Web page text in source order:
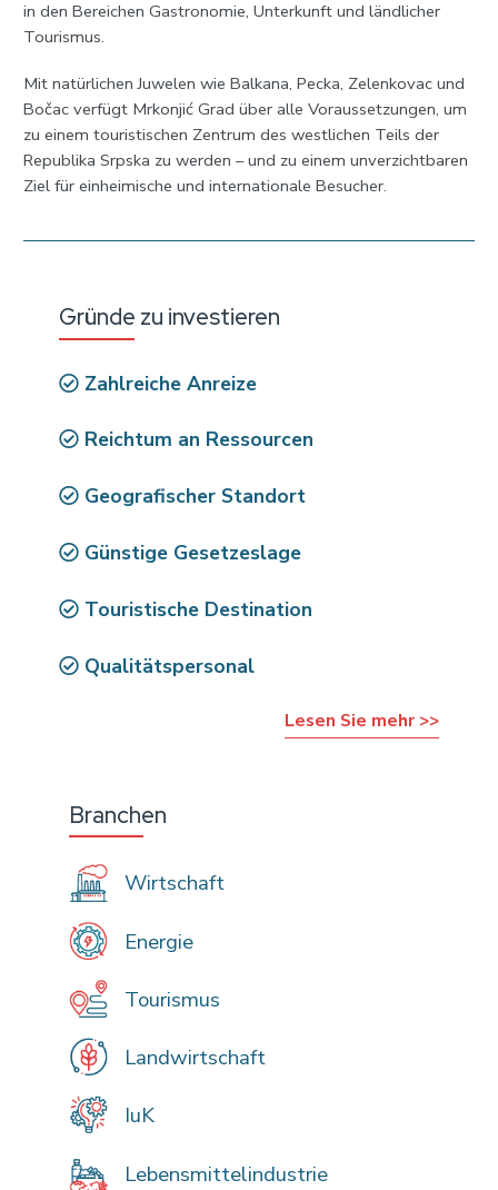
in den Bereichen Gastronomie, Unterkunft und ländlicher
Tourismus.
Mit natürlichen Juwelen wie Balkana, Pecka, Zelenkovac und
Bočac verfügt Mrkonjić Grad über alle Voraussetzungen, um
zu einem touristischen Zentrum des westlichen Teils der
Republika Srpska zu werden – und zu einem unverzichtbaren
Ziel für einheimische und internationale Besucher.
Gründe zu investieren
Zahlreiche Anreize
Reichtum an Ressourcen
Geografischer Standort
Günstige Gesetzeslage
Touristische Destination
Qualitätspersonal
Lesen Sie mehr >>
Branchen
Wirtschaft
Energie
Tourismus
Landwirtschaft
IuK
Lebensmittelindustrie